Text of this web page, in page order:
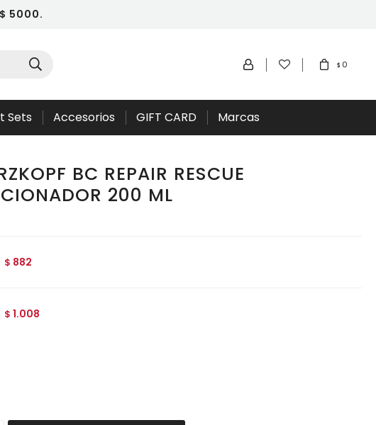
$ 5000.
Sets Accesorios GIFT CARD Marcas
$ 0
BC REPAIR RESCUE
200 ML
$ 882
$ 1.008